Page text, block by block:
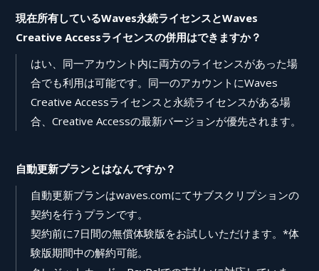
現在所有しているWaves永続ライセンスとWaves
Creative Accessライセンスの併用はできますか？
はい、同一アカウント内に両方のライセンスがあった場
合でも利用は可能です。同一のアカウントにWaves
Creative Accessライセンスと永続ライセンスがある場
合、Creative Accessの最新バージョンが優先されます。
自動更新プランとはなんですか？
自動更新プランはwaves.comにてサブスクリプションの
契約を行うプランです。
契約前に7日間の無償体験版をお試しいただけます。*体
験版期間中の解約可能。